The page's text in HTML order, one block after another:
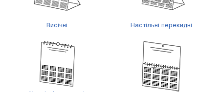
Висічні Настільні перекидні